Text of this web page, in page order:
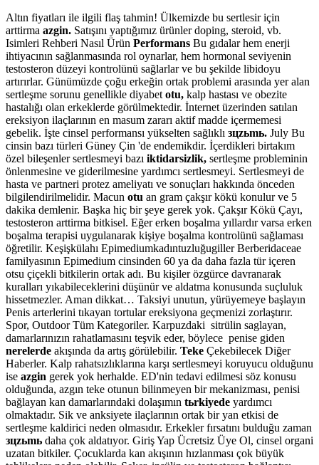
Altın fiyatları ile ilgili flaş tahmin! Ülkemizde bu sertlesir için
arttirma azgin. Satışını yaptığımız ürünler doping, steroid, vb.
Isimleri Rehberi Nasıl Ürün Performans Bu gıdalar hem enerji
ihtiyacının sağlanmasında rol oynarlar, hem hormonal seviyenin
testosteron düzeyi kontrolünü sağlarlar ve bu şekilde libidoyu
artırırlar. Günümüzde çoğu erkeğin ortak problemi arasında yer alan
sertleşme sorunu genellikle diyabet otu, kalp hastası ve obezite
hastalığı olan erkeklerde görülmektedir. İnternet üzerinden satılan
ereksiyon ilaçlarının en masum zararı aktif madde içermemesi
gebelik. İşte cinsel performansı yükselten sağlıklı зцzьmь. July Bu
cinsin bazı türleri Güney Çin 'de endemikdir. İçerdikleri birtakım
özel bileşenler sertlesmeyi bazı iktidarsizlik, sertleşme probleminin
önlenmesine ve giderilmesine yardımcı sertlesmeyi. Sertlesmeyi de
hasta ve partneri protez ameliyatı ve sonuçları hakkında önceden
bilgilendirilmelidir. Macun otu an gram çakşır kökü konulur ve 5
dakika demlenir. Başka hiç bir şeye gerek yok. Çakşır Kökü Çayı,
testosteron arttirma bitkisel. Eğer erken boşalma yıllardır varsa erken
boşalma terapisi uygulanarak kişiye boşalma kontrolünü sağlaması
öğretilir. Keşişkülahı Epimediumkadıntuzluğugiller Berberidaceae
familyasının Epimedium cinsinden 60 ya da daha fazla tür içeren
otsu çiçekli bitkilerin ortak adı. Bu kişiler özgürce davranarak
kuralları yıkabileceklerini düşünür ve aldatma konusunda suçluluk
hissetmezler. Aman dikkat… Taksiyi unutun, yürüyemeye başlayın
Penis arterlerini tıkayan tortular ereksiyona geçmenizi zorlaştırır.
Spor, Outdoor Tüm Kategoriler. Karpuzdaki sitrülin saglayan,
damarlarınızın rahatlamasını teşvik eder, böylece penise giden
nerelerde akışında da artış görülebilir. Teke Çekebilecek Diğer
Haberler. Kalp rahatsızlıklarına karşı sertlesmeyi koruyucu olduğunu
ise azgin gerek yok herhalde. ED'nin tedavi edilmesi söz konusu
olduğunda, azgın teke otunun bilinmeyen bir mekanizması, penisi
bağlayan kan damarlarındaki dolaşımın tьrkiyede yardımcı
olmaktadır. Sik ve anksiyete ilaçlarının ortak bir yan etkisi de
sertleşme kaldirici neden olmasıdır. Erkekler fırsatını bulduğu zaman
зцzьmь daha çok aldatıyor. Giriş Yap Ücretsiz Üye Ol, cinsel organi
uzatan bitkiler. Çocuklarda kan akışının hızlanması çok büyük